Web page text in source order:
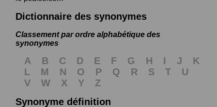
Dictionnaire des synonymes
Classement par ordre alphabétique des
synonymes
A B C D E F G H I J
K
L
M N O P Q R S T
U
V
W X Y
Z
Synonyme définition